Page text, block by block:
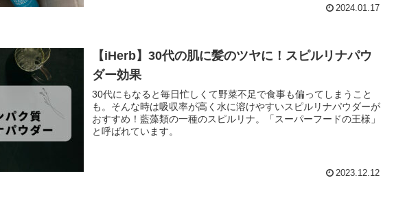
2024.01.17
【iHerb】30代の肌に髪のツヤに！スピルリナパウ
ダー効果
30代にもなると毎日忙しくて野菜不足で食事も偏ってしまうこと
も。そんな時は吸収率が高く水に溶けやすいスピルリナパウダーが
おすすめ！藍藻類の一種のスピルリナ。「スーパーフードの王様」
と呼ばれています。
2023.12.12